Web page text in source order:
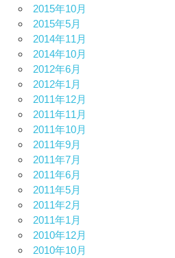
2015年10月
2015年5月
2014年11月
2014年10月
2012年6月
2012年1月
2011年12月
2011年11月
2011年10月
2011年9月
2011年7月
2011年6月
2011年5月
2011年2月
2011年1月
2010年12月
2010年10月